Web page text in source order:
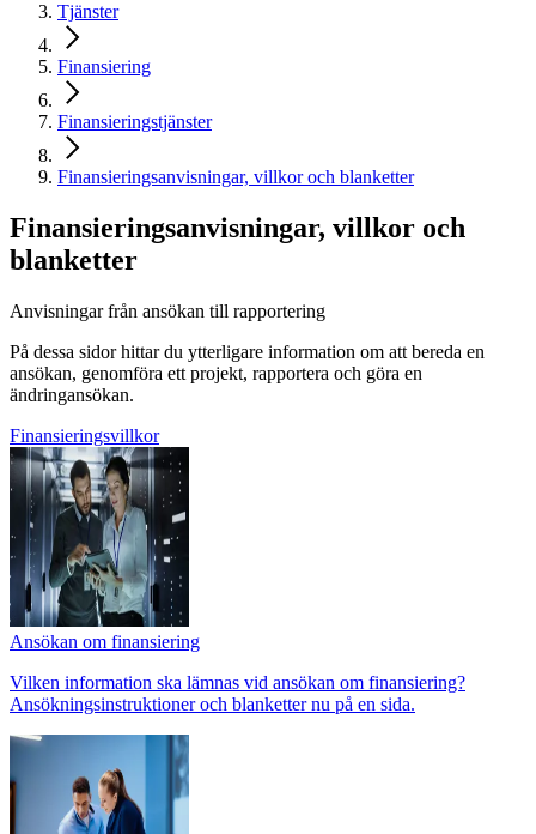
Tjänster
Finansiering
Finansieringstjänster
Finansieringsanvisningar, villkor och blanketter
Finansieringsanvisningar, villkor och
blanketter
Anvisningar från ansökan till rapportering
På dessa sidor hittar du ytterligare information om att bereda en
ansökan, genomföra ett projekt, rapportera och göra en
ändringansökan.
Finansieringsvillkor
Ansökan om finansiering
Vilken information ska lämnas vid ansökan om finansiering?
Ansökningsinstruktioner och blanketter nu på en sida.